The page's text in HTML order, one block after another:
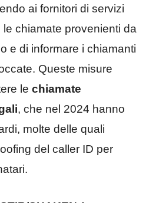
ai fornitori di servizi
chiamate provenienti da
e di informare i chiamanti
Queste misure
le chiamate
, che nel 2024 hanno
molte delle quali
del caller ID per